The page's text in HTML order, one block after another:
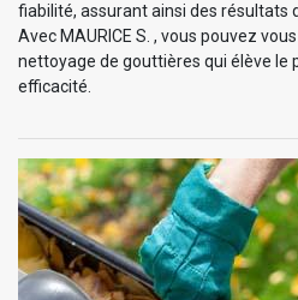
fiabilité, assurant ainsi des résultats
Avec MAURICE S. , vous pouvez
nettoyage de gouttières qui élève le
efficacité.